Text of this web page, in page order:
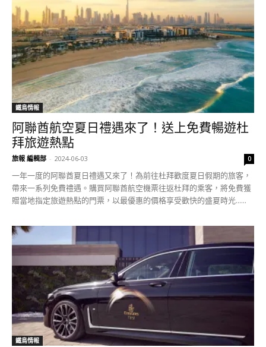
鐵鳥情報
阿聯酋航空夏日禮遇來了！送上免費暢遊杜
拜旅遊熱點
旅報 編輯部 - 2024-06-03 0
一年一度的阿聯酋夏日禮遇又來了！為前往杜拜歡度夏日假期的旅客，
帶來一系列免費禮遇。購買阿聯酋航空機票往返杜拜的乘客，將免費獲
贈當地指定旅遊熱點的門票，以最優惠的價格享受歡快的盛夏時光......
鐵鳥情報